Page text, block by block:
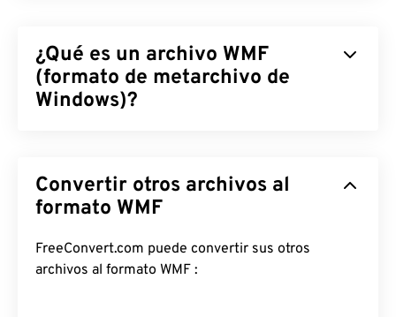
¿Qué es un archivo WMF
(formato de metarchivo de
Windows)?
almacenar imágenes vectoriales y de mapa de bits.
Microsoft diseñó WMF para compartir datos
precursor de 16 bits del metarchivo mejorado de
Windows (EMF) de 32 bits.
Convertir otros archivos al
formato WMF
FreeConvert.com puede convertir sus otros
archivos al formato WMF :